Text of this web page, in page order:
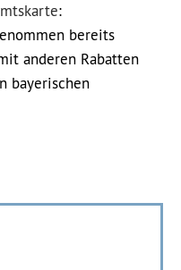
:
bereits
anderen Rabatten
bayerischen